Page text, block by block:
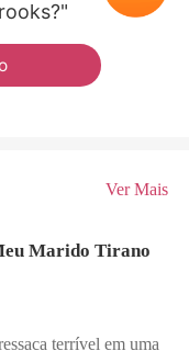
Ver Mais
Marido Tirano
terrível em uma